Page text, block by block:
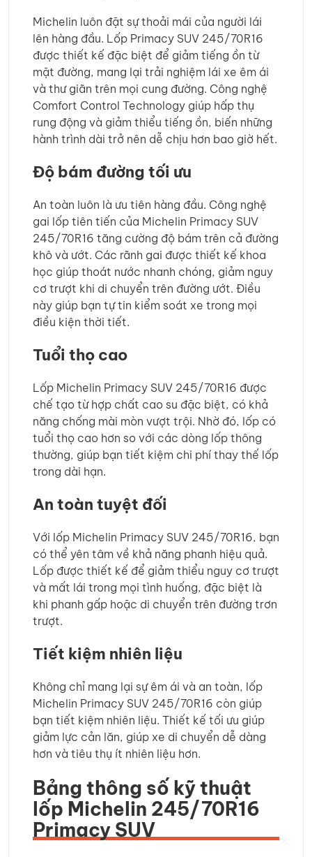
Michelin luôn đặt sự thoải mái của người lái
lên hàng đầu. Lốp Primacy SUV 245/70R16
được thiết kế đặc biệt để giảm tiếng ồn từ
mặt đường, mang lại trải nghiệm lái xe êm ái
và thư giãn trên mọi cung đường. Công nghệ
Comfort Control Technology giúp hấp thụ
rung động và giảm thiểu tiếng ồn, biến những
hành trình dài trở nên dễ chịu hơn bao giờ hết.
Độ bám đường tối ưu
An toàn luôn là ưu tiên hàng đầu. Công nghệ
gai lốp tiên tiến của Michelin Primacy SUV
245/70R16 tăng cường độ bám trên cả đường
khô và ướt. Các rãnh gai được thiết kế khoa
học giúp thoát nước nhanh chóng, giảm nguy
cơ trượt khi di chuyển trên đường ướt. Điều
này giúp bạn tự tin kiểm soát xe trong mọi
điều kiện thời tiết.
Tuổi thọ cao
Lốp Michelin Primacy SUV 245/70R16 được
chế tạo từ hợp chất cao su đặc biệt, có khả
năng chống mài mòn vượt trội. Nhờ đó, lốp có
tuổi thọ cao hơn so với các dòng lốp thông
thường, giúp bạn tiết kiệm chi phí thay thế lốp
trong dài hạn.
An toàn tuyệt đối
Với lốp Michelin Primacy SUV 245/70R16, bạn
có thể yên tâm về khả năng phanh hiệu quả.
Lốp được thiết kế để giảm thiểu nguy cơ trượt
và mất lái trong mọi tình huống, đặc biệt là
khi phanh gấp hoặc di chuyển trên đường trơn
trượt.
Tiết kiệm nhiên liệu
Không chỉ mang lại sự êm ái và an toàn, lốp
Michelin Primacy SUV 245/70R16 còn giúp
bạn tiết kiệm nhiên liệu. Thiết kế tối ưu giúp
giảm lực cản lăn, giúp xe di chuyển dễ dàng
hơn và tiêu thụ ít nhiên liệu hơn.
Bảng thông số kỹ thuật
lốp Michelin 245/70R16
Primacy SUV